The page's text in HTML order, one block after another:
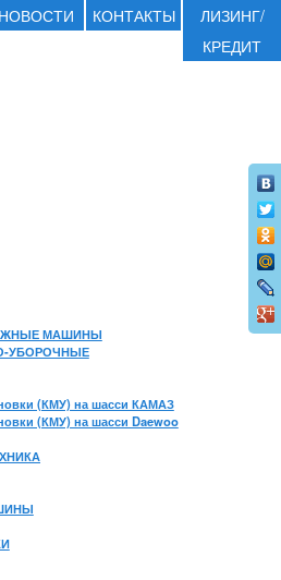
НОВОСТИ КОНТАКТЫ
ЛИЗИНГ/
КРЕДИТ
МАШИНЫ
УБОРОЧНЫЕ
(КМУ) на шасси КАМАЗ
(КМУ) на шасси Daewoo